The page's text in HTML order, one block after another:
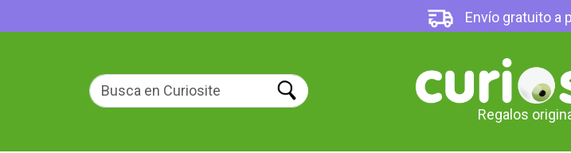
Envío gratuito a
Regalos